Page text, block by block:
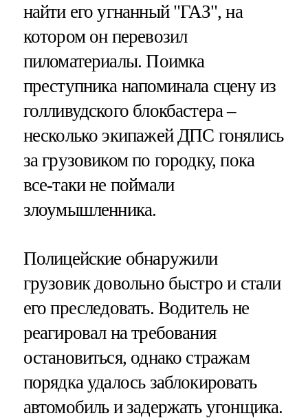
найти его угнанный "ГАЗ", на
котором он перевозил
пиломатериалы. Поимка
преступника напоминала сцену из
голливудского блокбастера –
несколько экипажей ДПС гонялись
за грузовиком по городку, пока
все-таки не поймали
злоумышленника.
Полицейские обнаружили
грузовик довольно быстро и стали
его преследовать. Водитель не
реагировал на требования
остановиться, однако стражам
порядка удалось заблокировать
автомобиль и задержать угонщика.